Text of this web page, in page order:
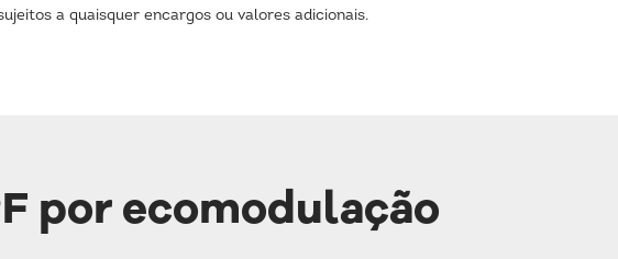
a quaisquer encargos ou valores adicionais.
por ecomodulação